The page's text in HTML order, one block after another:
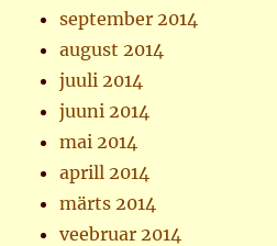
september 2014
august 2014
juuli 2014
juuni 2014
mai 2014
aprill 2014
märts 2014
veebruar 2014